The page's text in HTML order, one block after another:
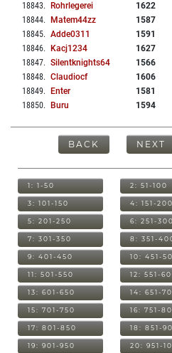
18843. Rohrlegerei 1622
18844. Matem44zz 1587
18845. Adde0311 1591
18846. Kacj1234 1627
18847. Silentknights64 1566
18848. Claudiocf 1606
18849. Enter 1581
18850. Buru 1594
BACK NEXT
1: 1-50 2: 51-100
3: 101-150 4: 151-200
5: 201-250 6: 251-300
7: 301-350 8: 351-
9: 401-450 10: 451-
11: 501-550 12: 551-
13: 601-650 14: 651-
15: 701-750 16: 751-
17: 801-850 18: 851-
19: 901-950 20: 951-